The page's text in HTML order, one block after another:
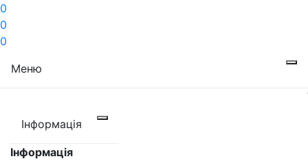
0
0
0
Меню
Інформація
Інформація